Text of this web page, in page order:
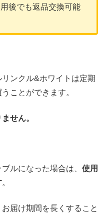
後でも返品交換可能
ンクル&ホワイトは定期
ことができます。
せん。
ルになった場合は、 使用
。
届け期間を長くすること